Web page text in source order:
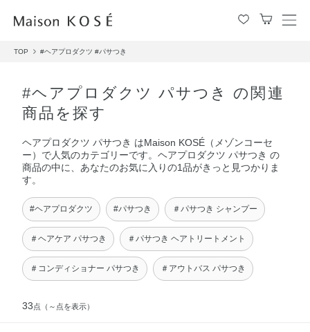
メ
TOP #ヘアプロダクツ #パサつき
#ヘアプロダクツ パサつき の関連
商品を探す
ヘアプロダクツ パサつき はMaison KOSÉ（メゾンコーセ
ー）で人気のカテゴリーです。ヘアプロダクツ パサつき の
商品の中に、あなたのお気に入りの1品がきっと見つかりま
す。
#ヘアプロダクツ #パサつき ＃パサつき シャンプー
＃ヘアケア パサつき ＃パサつき ヘアトリートメント
＃コンディショナー パサつき ＃アウトバス パサつき
33点 （～点を表示）